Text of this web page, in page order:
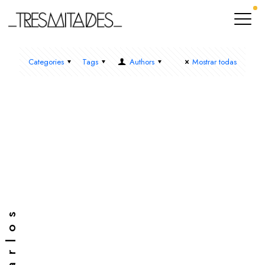
Categories Tags Authors Mostrar todas